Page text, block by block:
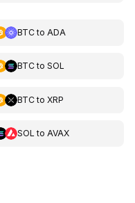
BTCto ADA
BTCto SOL
BTCto XRP
SOL to AVAX